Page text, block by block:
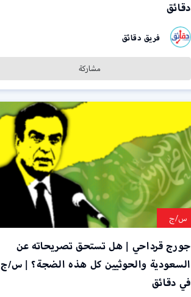
دقائق
فريق دقائق
مشاركة
س/ج
جورج قرداحي | هل تستحق تصريحاته عن
السعودية والحوثيين كل هذه الضجة؟ | س/ج
في دقائق